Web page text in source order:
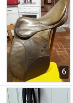
6